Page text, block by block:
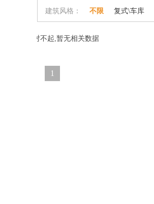
建筑风格：
不限 复式\车库
对不起,暂无相关数据
1